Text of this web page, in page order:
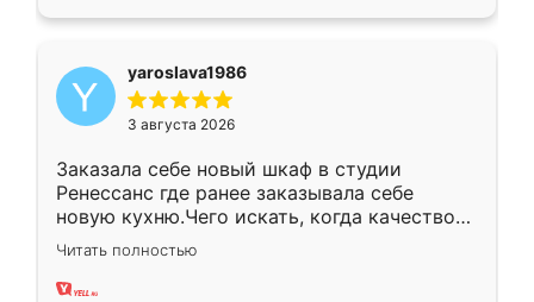
yaroslava1986
3 августа 2026
Заказала себе новый шкаф в студии
Ренессанс где ранее заказывала себе
новую кухню.Чего искать, когда качеством
вполне довольна. Служит кухня уже почти
два года, нареканий нет.
Читать полностью